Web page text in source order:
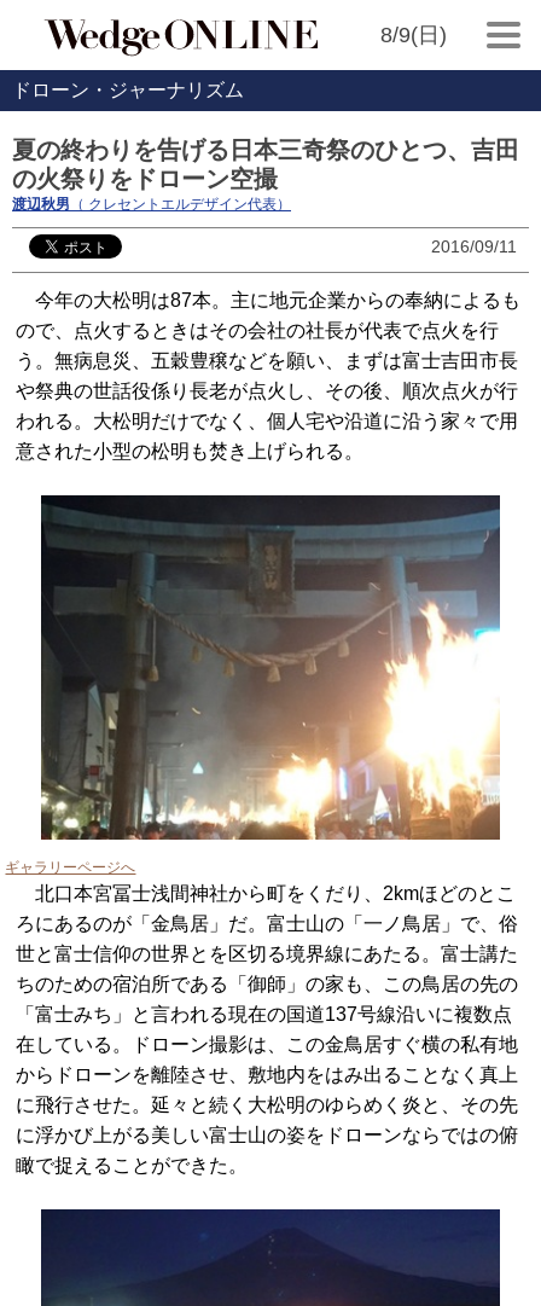
8/9(日)
ドローン・ジャーナリズム
夏の終わりを告げる日本三奇祭のひとつ、吉田
の火祭りをドローン空撮
渡辺秋男 （ クレセントエルデザイン代表）
2016/09/11
今年の大松明は87本。主に地元企業からの奉納によるも
ので、点火するときはその会社の社長が代表で点火を行
う。無病息災、五穀豊穣などを願い、まずは富士吉田市長
や祭典の世話役係り長老が点火し、その後、順次点火が行
われる。大松明だけでなく、個人宅や沿道に沿う家々で用
意された小型の松明も焚き上げられる。
ギャラリーページへ
北口本宮冨士浅間神社から町をくだり、2kmほどのとこ
ろにあるのが「金鳥居」だ。富士山の「一ノ鳥居」で、俗
世と富士信仰の世界とを区切る境界線にあたる。富士講た
ちのための宿泊所である「御師」の家も、この鳥居の先の
「富士みち」と言われる現在の国道137号線沿いに複数点
在している。ドローン撮影は、この金鳥居すぐ横の私有地
からドローンを離陸させ、敷地内をはみ出ることなく真上
に飛行させた。延々と続く大松明のゆらめく炎と、その先
に浮かび上がる美しい富士山の姿をドローンならではの俯
瞰で捉えることができた。